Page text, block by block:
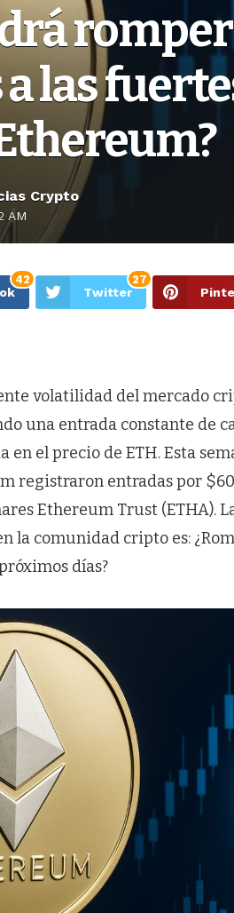
romper
las
Crypto
AM
42
Twitter
27
volatilidad del mercado
una entrada constante de
en el precio de ETH. Esta
registraron entradas por
Ethereum Trust (ETHA).
la comunidad cripto es:
días?